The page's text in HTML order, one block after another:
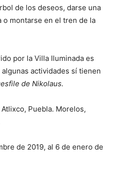
de los deseos, darse una
o montarse en el tren de la
por la Villa Iluminada es
actividades sí tienen
de Nikolaus.
Puebla. Morelos,
de 2019, al 6 de enero de